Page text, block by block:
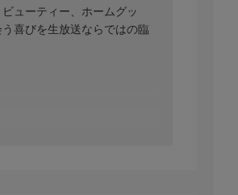
ューティー、ホームグッ
喜びを生放送ならではの臨